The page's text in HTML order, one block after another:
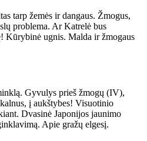
tarp žemės ir dangaus. Žmogus,
problema. Ar Katrelė bus
Kūrybinė ugnis. Malda ir žmogaus
Gyvulys prieš žmogų (IV),
į aukštybes! Visuotinio
Dvasinė Japonijos jaunimo
Apie gražų elgesį.